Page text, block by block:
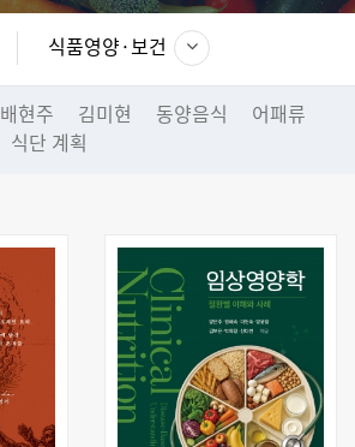
식품영양·보건
배현주 김미현 동양음식
어패류
식단 계획